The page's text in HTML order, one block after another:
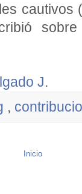
cautivos
J.
,
Inicio